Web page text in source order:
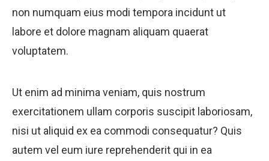
non numquam eius modi tempora incidunt ut
labore et dolore magnam aliquam quaerat
voluptatem.
Ut enim ad minima veniam, quis nostrum
exercitationem ullam corporis suscipit laboriosam,
nisi ut aliquid ex ea commodi consequatur? Quis
autem vel eum iure reprehenderit qui in ea